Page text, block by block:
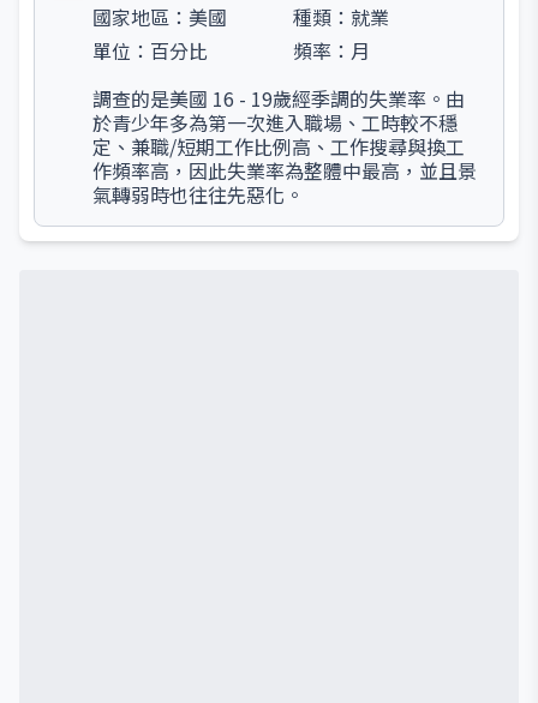
國家地區： 美國 種類： 就業
單位： 百分比 頻率： 月
調查的是美國 16 - 19歲經季調的失業率。由
於青少年多為第一次進入職場、工時較不穩
定、兼職/短期工作比例高、工作搜尋與換工
作頻率高，因此失業率為整體中最高，並且景
氣轉弱時也往往先惡化。